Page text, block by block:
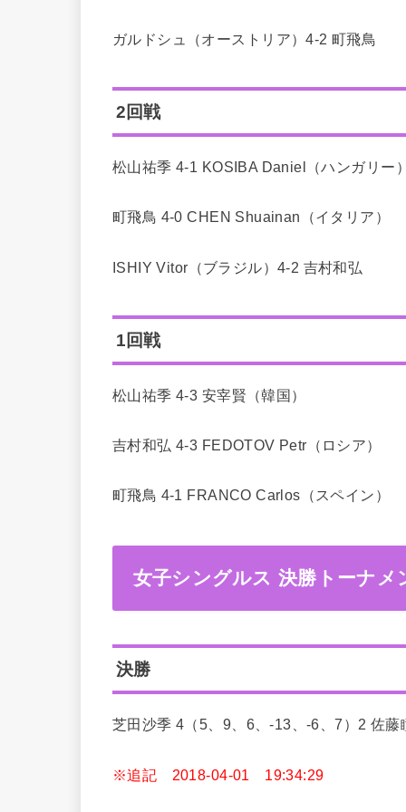
ガルドシュ（オーストリア）4-2 町飛鳥
2回戦
松山祐季 4-1 KOSIBA Daniel（ハンガリー
町飛鳥 4-0 CHEN Shuainan（イタリア）
ISHIY Vitor（ブラジル）4-2 吉村和弘
1回戦
松山祐季 4-3 安宰賢（韓国）
吉村和弘 4-3 FEDOTOV Petr（ロシア）
町飛鳥 4-1 FRANCO Carlos（スペイン）
女子シングルス 決勝トーナメ
決勝
芝田沙季 4（5、9、6、-13、-6、7）2 佐藤
※追記 2018-04-01 19:34:29